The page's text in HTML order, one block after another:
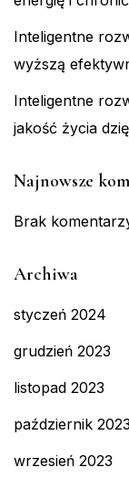
Inteligentne
wyższą
Inteligentne
jakość życia
Najnowsze
Brak
Archiwa
styczeń 2024
grudzień 2023
listopad 2023
październik 2023
wrzesień 2023